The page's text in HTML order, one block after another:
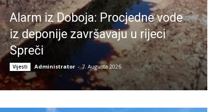
Alarm iz Doboja: Procjedne vode
iz deponije završavaju u rijeci
Spreči
Vijesti Administrator - 7. Augusta 2026.